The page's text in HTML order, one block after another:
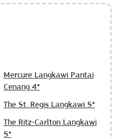
Mercure Langkawi Pantai
Cenang 4*
The St. Regis Langkawi 5*
The Ritz-Carlton Langkawi
5*